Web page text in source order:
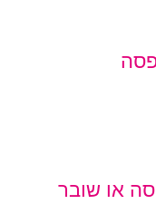
או שובר